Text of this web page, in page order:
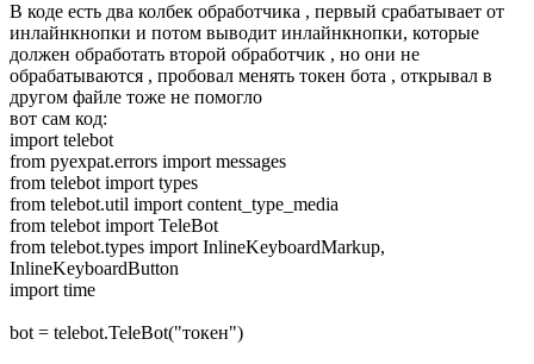
В коде есть два колбек обработчика , первый срабатывает от
инлайнкнопки и потом выводит инлайнкнопки, которые
должен обработать второй обработчик , но они не
обрабатываются , пробовал менять токен бота , открывал в
другом файле тоже не помогло
вот сам код:
import telebot
from pyexpat.errors import messages
from telebot import types
from telebot.util import content_type_media
from telebot import TeleBot
from telebot.types import InlineKeyboardMarkup,
InlineKeyboardButton
import time
bot = telebot.TeleBot("токен")